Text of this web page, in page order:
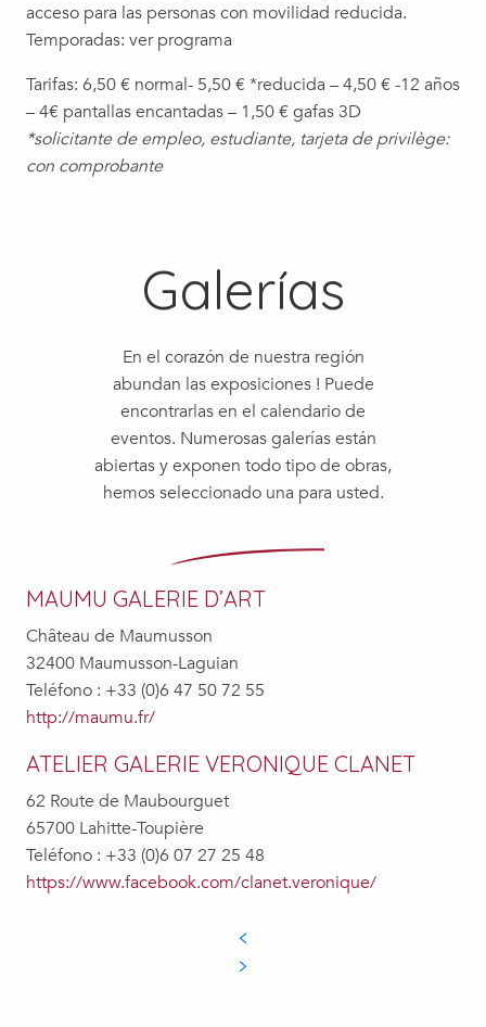
acceso para las personas con movilidad reducida.
Temporadas: ver programa
Tarifas: 6,50 € normal- 5,50 € *reducida – 4,50 € -12 años
– 4€ pantallas encantadas – 1,50 € gafas 3D
*solicitante de empleo, estudiante, tarjeta de privilège:
con comprobante
Galerías
En el corazón de nuestra región
abundan las exposiciones ! Puede
encontrarlas en el calendario de
eventos. Numerosas galerías están
abiertas y exponen todo tipo de obras,
hemos seleccionado una para usted.
MAUMU GALERIE D’ART
Château de Maumusson
32400 Maumusson-Laguian
Teléfono : +33 (0)6 47 50 72 55
http://maumu.fr/
ATELIER GALERIE VERONIQUE CLANET
62 Route de Maubourguet
65700 Lahitte-Toupière
Teléfono : +33 (0)6 07 27 25 48
https://www.facebook.com/clanet.veronique/